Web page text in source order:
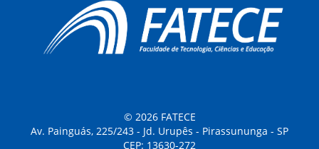
© 2026 FATECE
Av. Painguás, 225/243 - Jd. Urupês - Pirassununga - SP
CEP: 13630-272